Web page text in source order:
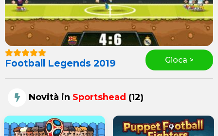
Football Legends 2019 Gioca >
Novità in Sportshead (12)